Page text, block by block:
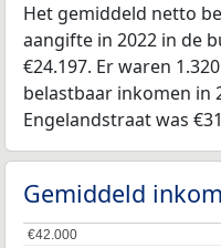
Het gemiddeld netto
aangifte in 2022 in de
€24.197. Er waren
belastbaar inkomen in
Engelandstraat was
Gemiddeld
€42.000
€42.000